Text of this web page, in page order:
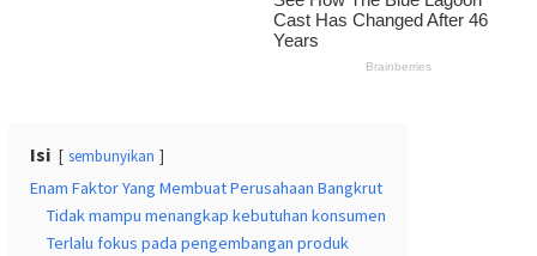
Isi sembunyikan
Enam Faktor Yang Membuat Perusahaan Bangkrut
Tidak mampu menangkap kebutuhan konsumen
Terlalu fokus pada pengembangan produk